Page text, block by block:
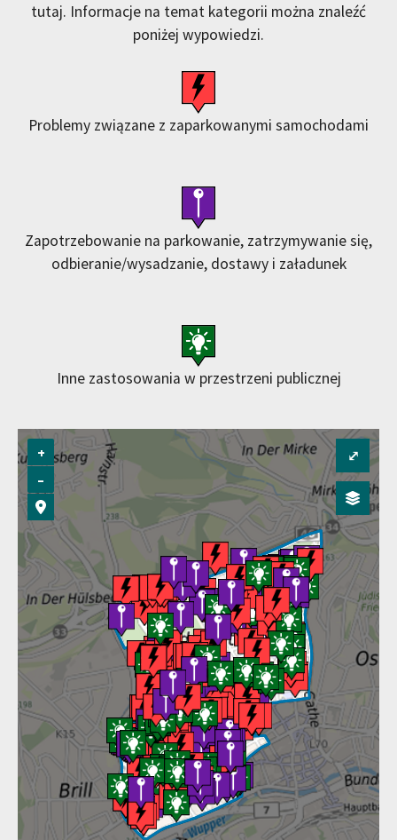
tutaj. Informacje na temat kategorii można znaleźć
poniżej wypowiedzi.
Problemy związane z zaparkowanymi samochodami
Zapotrzebowanie na parkowanie, zatrzymywanie się,
odbieranie/wysadzanie, dostawy i załadunek
Inne zastosowania w przestrzeni publicznej
+
–
⤢